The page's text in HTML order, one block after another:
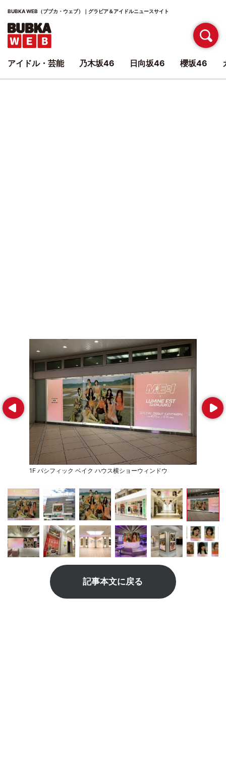
BUBKA WEB（ブブカ・ウェブ）｜グラビア＆アイドルニュースサイト
Prev
1F パシフィック ベイク ハウス横ショーウィンドウ
Next
記事本文に戻る
アイドル・芸能 乃木坂46 日向坂46 櫻坂46